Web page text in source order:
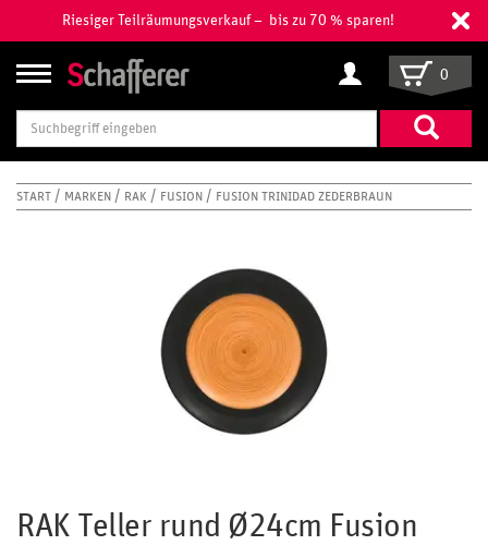
Riesiger Teilräumungsverkauf – bis zu 70 % sparen!
Suchbegriff
eingeben
0
START MARKEN RAK FUSION FUSION TRINIDAD ZEDERBRAUN
RAK Teller rund Ø24cm Fusion